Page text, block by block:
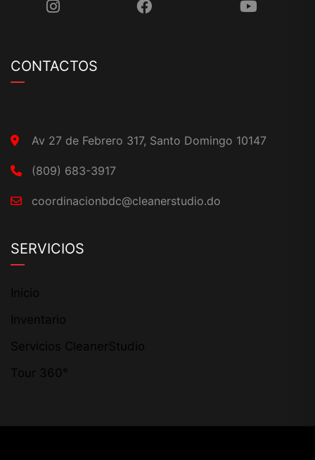
CONTACTOS
Av 27 de Febrero 317, Santo Domingo 10147
(809) 683-3917
coordinacionbdc@cleanerstudio.do
SERVICIOS
Inicio
Inventario
Servicios CleanerStudio
Tour 360°